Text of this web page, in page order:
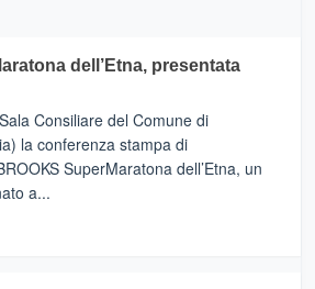
dell’Etna, presentata
Consiliare del Comune di
la conferenza stampa di
SuperMaratona dell’Etna, un
a...